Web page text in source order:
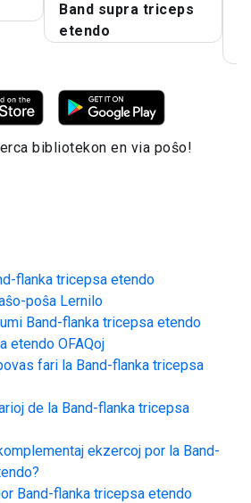
Band supra triceps
etendo
bibliotekon en via poŝo!
flanka tricepsa etendo
poŝa Lernilo
Band-flanka tricepsa etendo
etendo OFAQoj
fari la Band-flanka tricepsa
de la Band-flanka tricepsa
ekzercoj por la Band-
?
Band-flanka tricepsa etendo